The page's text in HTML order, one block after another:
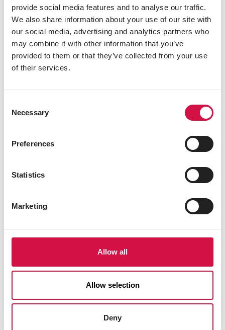
provide social media features and to analyse our traffic.
We also share information about your use of our site with
our social media, advertising and analytics partners who
may combine it with other information that you’ve
provided to them or that they’ve collected from your use
of their services.
Selection
Necessary
Preferences
Statistics
Marketing
Allow all
Allow selection
Deny
Haarballen bij je kat: wat moet je